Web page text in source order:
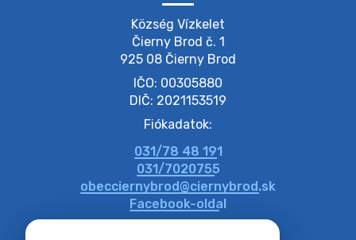
20. július 2026 11:51
20. július 2026 11:31
Község Vízkelet
Čierny Brod č. 1
925 08 Čierny Brod
IČO: 00305880
DIČ: 2021153519
Fiókadatok:
031/78 48 191
031/7020755
obecciernybrod@ciernybrod.sk
Facebook-oldal